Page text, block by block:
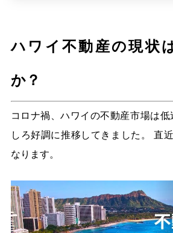
ハワイ不動産の現状
か？
コロナ禍、ハワイの不動産市場は
しろ好調に推移してきました。 直
なります。